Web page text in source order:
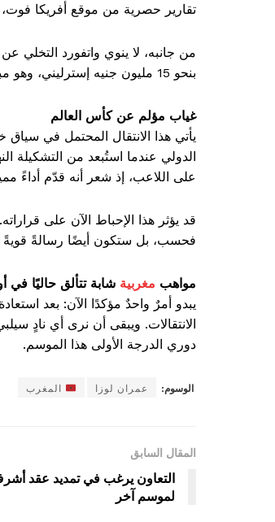
تقارير حصرية من موقع أفريكا
من جانبه، لا ينوي واتفورد التخلي
بنحو 15 مليون جنيه إسترليني، وهو مبلغ يعكس مستواه الرياضي ومكانته في الفريق، كما كشفنا حصريًا مؤخرًا.
غياب مؤلم عن كأس العالم
يأتي هذا الانتقال المحتمل في
على اللاعب، إذ شعر أنه قدّم أداءً
قد يؤثر هذا الإحباط الآن على
فحسب، بل ستكون أيضًا رسالةً قويةً
مواهب مغربية شابة تتألق حاليًا في
يبدو أمرٌ واحدٌ مؤكدًا الآن: بعد
الانتقالات. ويبقى أن نرى أي نادٍ
دوري الدرجة الأولى هذا الموسم.
الوسوم: عمران لوزا المغرب
المقال السابق
التعاون يرغب في تمديد عقد
لموسم آخر